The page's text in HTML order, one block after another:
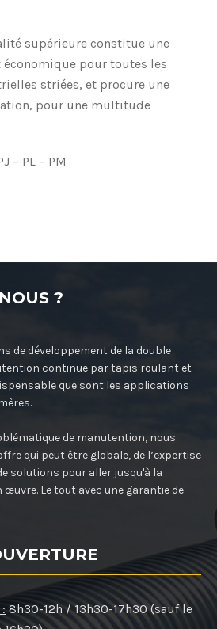
supérieure constitue une
pour toutes les
striées, et procure une
pour une multitude
– PL – PM
?
de développement de la double
continue par tapis roulant et
que sont les applications
de manutention, nous
qui peut être globale, de l’expertise
solutions pour aller jusqu'à la
Le tout avec une garantie de
8h30-12h / 13h30-17h30 (sauf le